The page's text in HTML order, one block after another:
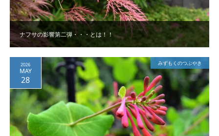
ナフサの影響第二弾・・・とは！！
2026
MAY
28
みずもくのつぶやき